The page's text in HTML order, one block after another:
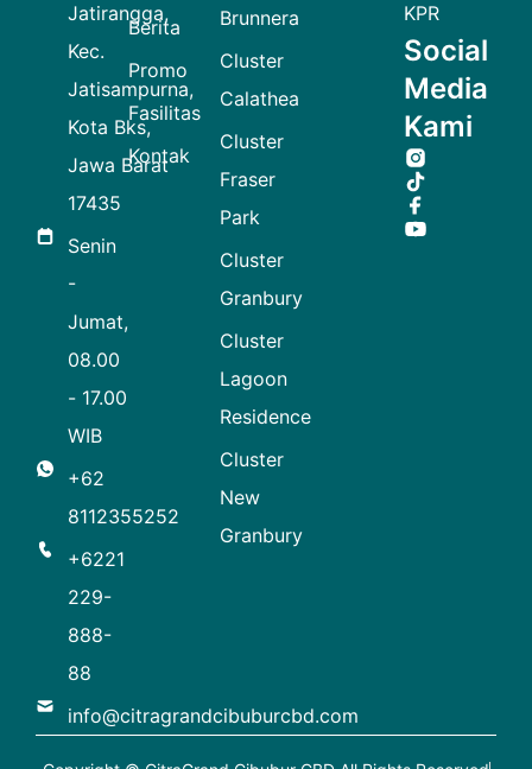
Jatirangga,
Kec.
Jatisampurna,
Kota Bks,
Jawa Barat
17435
Senin
-
Jumat,
08.00
- 17.00
WIB
+62
8112355252
+6221
229-
888-
88
info@citragrandcibuburcbd.com
Berita
Promo
Fasilitas
Kontak
Brunnera
Cluster
Calathea
Cluster
Fraser
Park
Cluster
Granbury
Cluster
Lagoon
Residence
Cluster
New
Granbury
KPR
Social
Media
Kami